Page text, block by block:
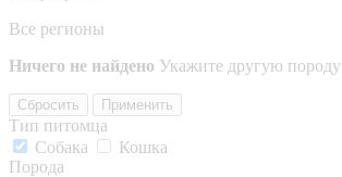
Все регионы
Ничего не найдено Укажите другую породу
Сбросить Применить
Тип питомца
Собака
Кошка
Порода